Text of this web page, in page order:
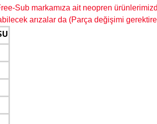
Sub markamıza ait neopren
arızalar da (Parça değişimi